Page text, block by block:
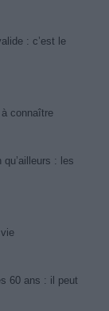
: c’est le
connaître
: les
60 ans : il peut